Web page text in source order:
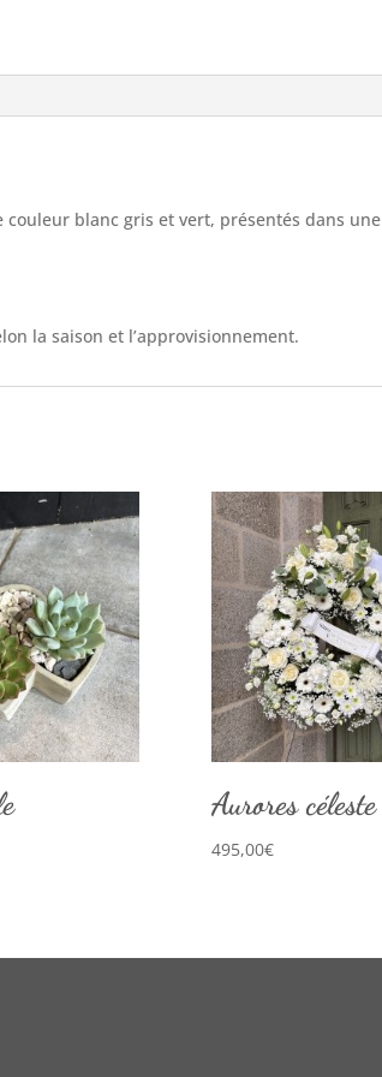
blanc gris et vert, présentés dans une
la saison et l’approvisionnement.
Aurores céleste
495,00€